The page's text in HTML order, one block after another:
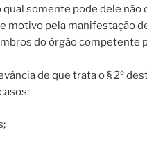
qual somente pode dele não
motivo pela manifestação
do órgão competente
de que trata o § 2º